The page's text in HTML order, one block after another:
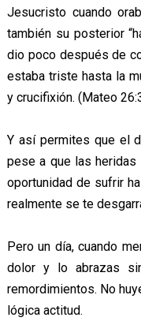
Jesucristo cuando
también su posterior
dio poco después de
estaba triste hasta la
y crucifixión. (Mateo
Y así permites que el
pese a que las
oportunidad de sufrir
realmente se te
Pero un día, cuando
dolor y lo abrazas
remordimientos. No
lógica actitud.